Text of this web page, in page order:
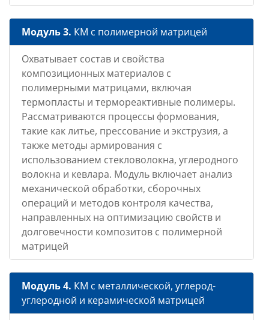
Модуль 3. КМ с полимерной матрицей
Охватывает состав и свойства
композиционных материалов с
полимерными матрицами, включая
термопласты и термореактивные полимеры.
Рассматриваются процессы формования,
такие как литье, прессование и экструзия, а
также методы армирования с
использованием стекловолокна, углеродного
волокна и кевлара. Модуль включает анализ
механической обработки, сборочных
операций и методов контроля качества,
направленных на оптимизацию свойств и
долговечности композитов с полимерной
матрицей
Модуль 4. КМ с металлической, углерод-
углеродной и керамической матрицей